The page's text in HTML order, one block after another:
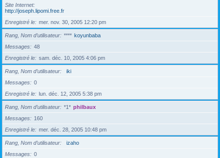
Site Internet
http://joseph.lipomi.free.fr
Enregistré le
mer. nov. 30, 2005 12:20 pm
Rang, Nom d’utilisateur **** koyunbaba
Messages
48
Enregistré le
sam. déc. 10, 2005 4:06 pm
Rang, Nom d’utilisateur
iki
Messages
0
Enregistré le
lun. déc. 12, 2005 5:38 pm
Rang, Nom d’utilisateur *1* philbaux
Messages
160
Enregistré le
mer. déc. 28, 2005 10:48 pm
Rang, Nom d’utilisateur
izaho
Messages
0